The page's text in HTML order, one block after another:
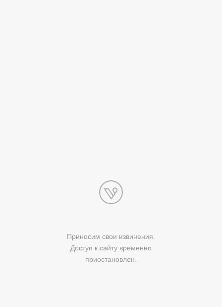
Приносим свои извинения.
Доступ к сайту временно
приостановлен.